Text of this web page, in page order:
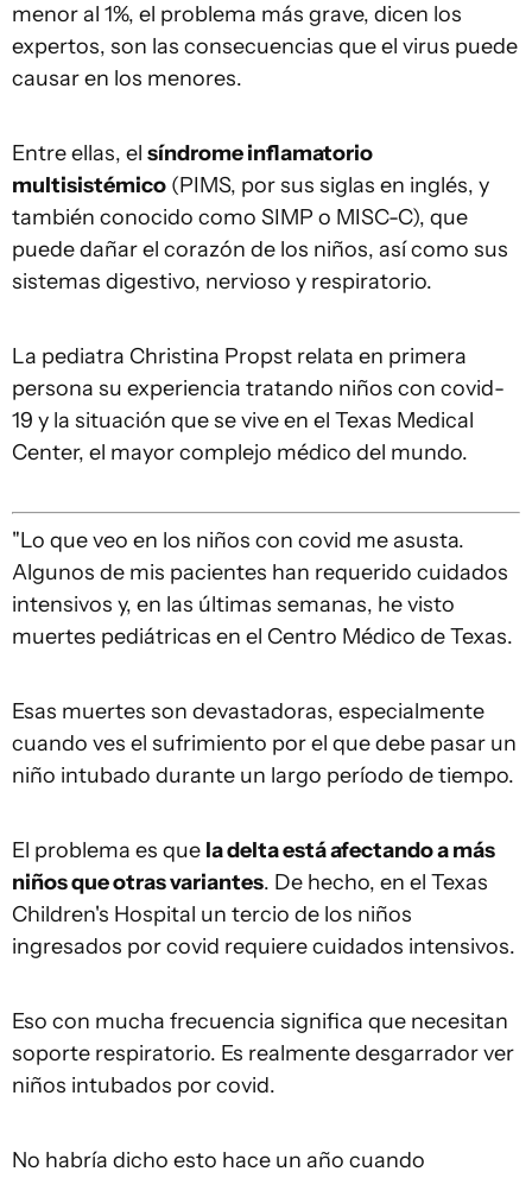
menor al 1%, el problema más grave, dicen los
expertos, son las consecuencias que el virus puede
causar en los menores.
Entre ellas, el síndromeinflamatorio
multisistémico (PIMS, por sus siglas en inglés, y
también conocido como SIMP o MISC-C), que
puede dañar el corazón de los niños, así como sus
sistemas digestivo, nervioso y respiratorio.
La pediatra Christina Propst relata en primera
persona su experiencia tratando niños con covid-
19 y la situación que se vive en el Texas Medical
Center, el mayor complejo médico del mundo.
"Lo que veo en los niños con covid me asusta.
Algunos de mis pacientes han requerido cuidados
intensivos y, en las últimas semanas, he visto
muertes pediátricas en el Centro Médico de Texas.
Esas muertes son devastadoras, especialmente
cuando ves el sufrimiento por el que debe pasar un
niño intubado durante un largo período de tiempo.
El problema es que la delta está afectando a más
niños que otras variantes. De hecho, en el Texas
Children's Hospital un tercio de los niños
ingresados por covid requiere cuidados intensivos.
Eso con mucha frecuencia significa que necesitan
soporte respiratorio. Es realmente desgarrador ver
niños intubados por covid.
No habría dicho esto hace un año cuando